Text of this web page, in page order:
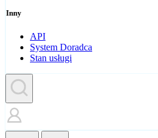
Inny
API
System Doradca
Stan usługi